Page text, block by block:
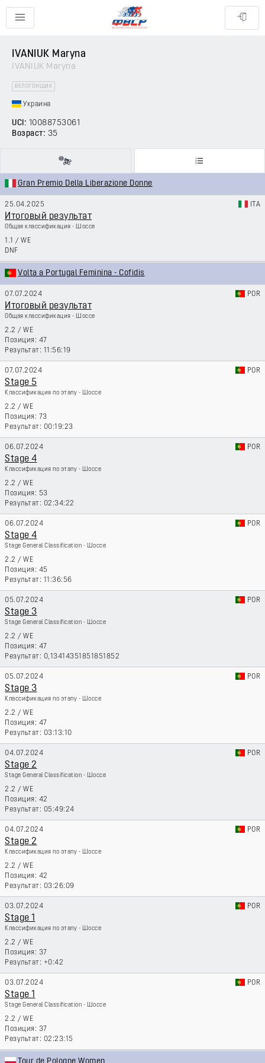
IVANIUK Maryna
IVANIUK Maryna
ВЕЛОГОНЩИК
Украина
UCI: 10088753061
Возраст: 35
Gran Premio Della Liberazione Donne
25.04.2025 ITA
Итоговый результат
Общая классификация - Шоссе
1.1 / WE
DNF
Volta a Portugal Feminina - Cofidis
07.07.2024 POR
Итоговый результат
Общая классификация - Шоссе
2.2 / WE
47
11:56:19
07.07.2024 POR
Stage 5
Классификация по этапу - Шоссе
2.2 / WE
73
00:19:23
06.07.2024 POR
Stage 4
Классификация по этапу - Шоссе
2.2 / WE
53
02:34:22
06.07.2024 POR
Stage 4
Stage General Classification - Шоссе
2.2 / WE
45
11:36:56
05.07.2024 POR
Stage 3
Stage General Classification - Шоссе
2.2 / WE
47
0,13414351851851852
05.07.2024 POR
Stage 3
Классификация по этапу - Шоссе
2.2 / WE
47
03:13:10
04.07.2024 POR
Stage 2
Stage General Classification - Шоссе
2.2 / WE
42
05:49:24
04.07.2024 POR
Stage 2
Классификация по этапу - Шоссе
2.2 / WE
42
03:26:09
03.07.2024 POR
Stage 1
Классификация по этапу - Шоссе
2.2 / WE
37
+0:42
03.07.2024 POR
Stage 1
Stage General Classification - Шоссе
2.2 / WE
37
02:23:15